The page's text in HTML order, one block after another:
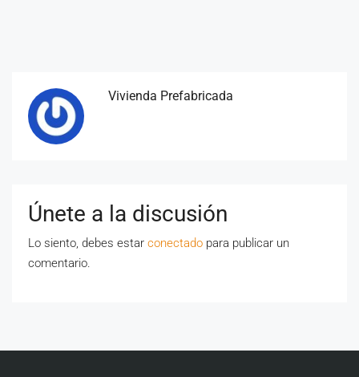
Vivienda Prefabricada
Únete a la discusión
Lo siento, debes estar conectado para publicar un
comentario.